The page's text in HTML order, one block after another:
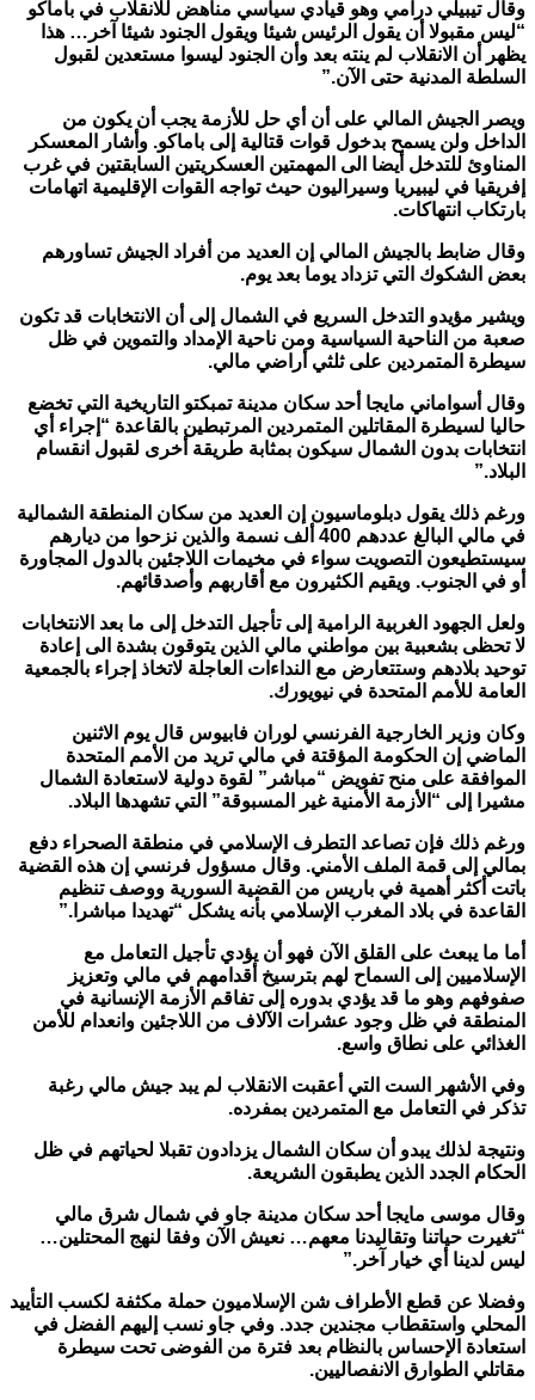
وقال تيبيلي درامي وهو قيادي سياسي مناهض للانقلاب في باماكو
“ليس مقبولا أن يقول الرئيس شيئا ويقول الجنود شيئا آخر… هذا
يظهر أن الانقلاب لم ينته بعد وأن الجنود ليسوا مستعدين لقبول
السلطة المدنية حتى الآن.”
ويصر الجيش المالي على أن أي حل للأزمة يجب أن يكون من
الداخل ولن يسمح بدخول قوات قتالية إلى باماكو. وأشار المعسكر
المناوئ للتدخل أيضا الى المهمتين العسكريتين السابقتين في غرب
إفريقيا في ليبيريا وسيراليون حيث تواجه القوات الإقليمية اتهامات
بارتكاب انتهاكات.
وقال ضابط بالجيش المالي إن العديد من أفراد الجيش تساورهم
بعض الشكوك التي تزداد يوما بعد يوم.
ويشير مؤيدو التدخل السريع في الشمال إلى أن الانتخابات قد تكون
صعبة من الناحية السياسية ومن ناحية الإمداد والتموين في ظل
سيطرة المتمردين على ثلثي أراضي مالي.
وقال أسواماني مايجا أحد سكان مدينة تمبكتو التاريخية التي تخضع
حاليا لسيطرة المقاتلين المتمردين المرتبطين بالقاعدة “إجراء أي
انتخابات بدون الشمال سيكون بمثابة طريقة أخرى لقبول انقسام
البلاد.”
ورغم ذلك يقول دبلوماسيون إن العديد من سكان المنطقة الشمالية
في مالي البالغ عددهم 400 ألف نسمة والذين نزحوا من ديارهم
سيستطيعون التصويت سواء في مخيمات اللاجئين بالدول المجاورة
أو في الجنوب. ويقيم الكثيرون مع أقاربهم وأصدقائهم.
ولعل الجهود الغربية الرامية إلى تأجيل التدخل إلى ما بعد الانتخابات
لا تحظى بشعبية بين مواطني مالي الذين يتوقون بشدة الى إعادة
توحيد بلادهم وستتعارض مع النداءات العاجلة لاتخاذ إجراء بالجمعية
العامة للأمم المتحدة في نيويورك.
وكان وزير الخارجية الفرنسي لوران فابيوس قال يوم الاثنين
الماضي إن الحكومة المؤقتة في مالي تريد من الأمم المتحدة
الموافقة على منح تفويض “مباشر” لقوة دولية لاستعادة الشمال
مشيرا إلى “الأزمة الأمنية غير المسبوقة” التي تشهدها البلاد.
ورغم ذلك فإن تصاعد التطرف الإسلامي في منطقة الصحراء دفع
بمالي إلى قمة الملف الأمني. وقال مسؤول فرنسي إن هذه القضية
باتت أكثر أهمية في باريس من القضية السورية ووصف تنظيم
القاعدة في بلاد المغرب الإسلامي بأنه يشكل “تهديدا مباشرا .”
أما ما يبعث على القلق الآن فهو أن يؤدي تأجيل التعامل مع
الإسلاميين إلى السماح لهم بترسيخ أقدامهم في مالي وتعزيز
صفوفهم وهو ما قد يؤدي بدوره إلى تفاقم الأزمة الإنسانية في
المنطقة في ظل وجود عشرات الآلاف من اللاجئين وانعدام للأمن
الغذائي على نطاق واسع.
وفي الأشهر الست التي أعقبت الانقلاب لم يبد جيش مالي رغبة
تذكر في التعامل مع المتمردين بمفرده.
ونتيجة لذلك يبدو أن سكان الشمال يزدادون تقبلا لحياتهم في ظل
الحكام الجدد الذين يطبقون الشريعة.
وقال موسى مايجا أحد سكان مدينة جاو في شمال شرق مالي
“تغيرت حياتنا وتقاليدنا معهم… نعيش الآن وفقا لنهج المحتلين…
ليس لدينا أي خيار آخر .”
وفضلا عن قطع الأطراف شن الإسلاميون حملة مكثفة لكسب التأييد
المحلي واستقطاب مجندين جدد. وفي جاو نسب إليهم الفضل في
استعادة الإحساس بالنظام بعد فترة من الفوضى تحت سيطرة
مقاتلي الطوارق الانفصاليين.